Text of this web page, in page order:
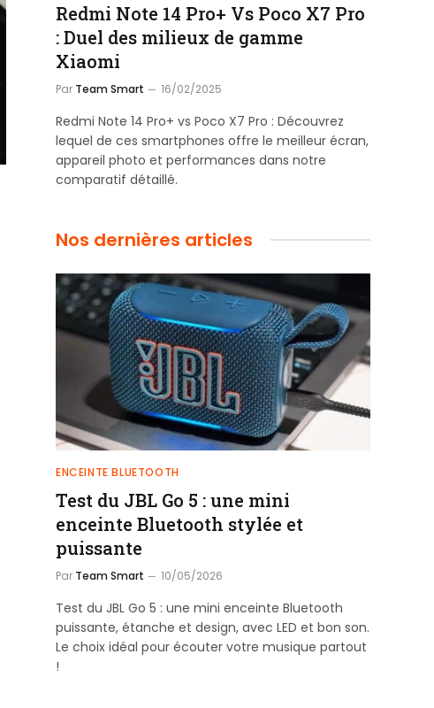
Redmi Note 14 Pro+ Vs Poco X7 Pro
: Duel des milieux de gamme
Xiaomi
Par Team Smart 16/02/2025
Redmi Note 14 Pro+ vs Poco X7 Pro : Découvrez
lequel de ces smartphones offre le meilleur écran,
appareil photo et performances dans notre
comparatif détaillé.
Nos dernières articles
ENCEINTE BLUETOOTH
Test du JBL Go 5 : une mini
enceinte Bluetooth stylée et
puissante
Par Team Smart 10/05/2026
Test du JBL Go 5 : une mini enceinte Bluetooth
puissante, étanche et design, avec LED et bon son.
Le choix idéal pour écouter votre musique partout
!